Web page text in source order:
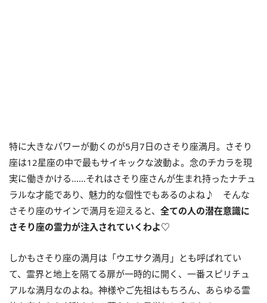
特に大きなパワーが動くのが5月7日のさそり座満月。さそり
座は12星座の中で最もサイキックな波動よ。念のチカラを現
実に働きかける……それはさそり座さんが生まれ持ったナチュ
ラルな才能であり、魅力的な個性でもあるのよね♪ そんな
さそり座のサインで満月を迎えると、 全ての人の潜在意識に
さそり座の霊力が注入されていくわよ♡
しかもさそり座の満月は「ウエサク満月」とも呼ばれてい
て、霊界と地上を隔てる扉が一時的に開く、一番スピリチュ
アルな満月なのよね。神様やご先祖はもちろん、あらゆる霊